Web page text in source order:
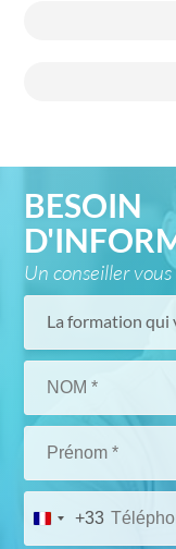
BESOIN
Un conseiller
La formation qui
+33